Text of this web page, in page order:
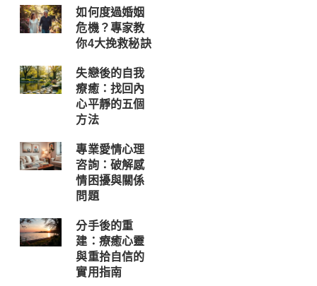
如何度過婚姻
危機？專家教
你4大挽救秘訣
失戀後的自我
療癒：找回內
心平靜的五個
方法
專業愛情心理
咨詢：破解感
情困擾與關係
問題
分手後的重
建：療癒心靈
與重拾自信的
實用指南